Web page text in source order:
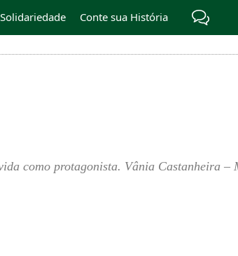
Conte sua História
como protagonista. Vânia Castanheira